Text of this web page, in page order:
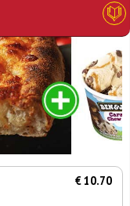
€ 10.70